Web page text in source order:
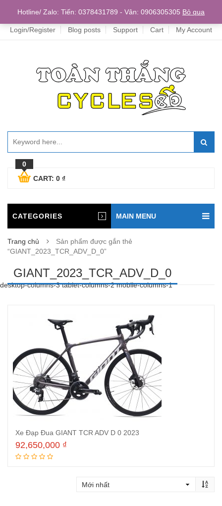
Home
Login/Register Blog posts Support Cart My Account
0
CART: 0 ₫
CATEGORIES MAIN MENU
Trang chủ
Sản phẩm được gắn thẻ
“GIANT_2023_TCR_ADV_D_0”
GIANT_2023_TCR_ADV_D_0
desktop-columns-3 tablet-columns-2 mobile-columns-1
Xe Đạp Đua GIANT TCR ADV D 0 2023
92,650,000 ₫
Hotline/ Zalo: Tiến: 0378431789 - Vân: 0906305305 Bỏ qua